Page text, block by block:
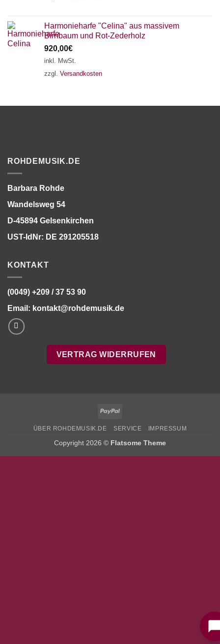
Harmonieharfe "Celina" aus massivem
Birnbaum und Rot-Zederholz
920,00€
inkl. MwSt.
zzgl. Versandkosten
ROHDEMUSIK.DE
Barbara Rohde
Wandelsweg 54
D-45894 Gelsenkirchen
UST-IdNr: DE 291205518
KONTAKT
(0049) +209 / 37 53 90
Email: kontakt@rohdemusik.de
VERTRAG WIDERRUFEN
PayPal
ÜBER ROHDEMUSIK.DE SERVICE IMPRESSUM
Copyright 2026 © Flatsome Theme